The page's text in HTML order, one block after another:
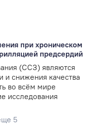
при хроническом
предсердий
(ССЗ) являются
и снижения качества
во всём мире
исследования
5